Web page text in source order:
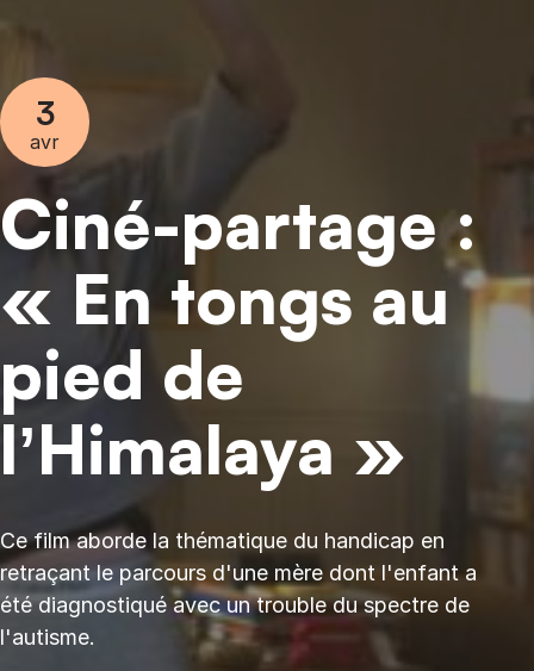
3
avr
Ciné-partage :
« En tongs au
pied de
l’Himalaya »
Ce film aborde la thématique du handicap en
retraçant le parcours d'une mère dont l'enfant a
été diagnostiqué avec un trouble du spectre de
l'autisme.